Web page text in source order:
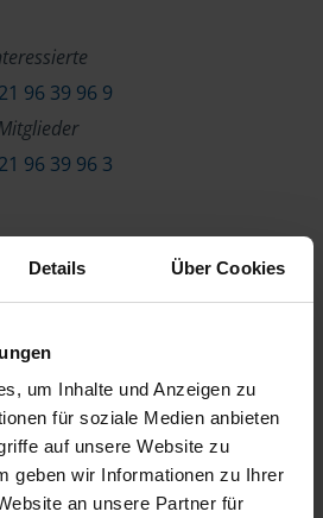
Details Über Cookies
um Inhalte und Anzeigen zu
für soziale Medien anbieten
auf unsere Website zu
geben wir Informationen zu Ihrer
an unsere Partner für
96 39 96 9
96 39 96 3
die VLH
für Mitglieder